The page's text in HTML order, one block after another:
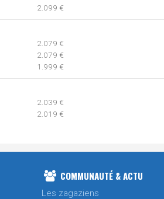
2.099 €
2.079 €
2.079 €
1.999 €
2.039 €
2.019 €
1.999 €
1.979 €
COMMUNAUTÉ & ACTU
Les zagaziens